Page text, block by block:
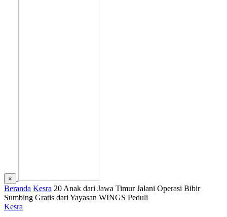
×
Beranda Kesra 20 Anak dari Jawa Timur Jalani Operasi Bibir
Sumbing Gratis dari Yayasan WINGS Peduli
Kesra